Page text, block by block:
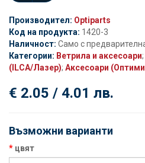
Производител: Optiparts
Код на продукта: 1420-3
Наличност: Само с
Категории: Ветрила и аксесоари;
(ILCA/Лазер); Аксесоари
€ 2.05 / 4.01 лв.
Възможни варианти
цвят